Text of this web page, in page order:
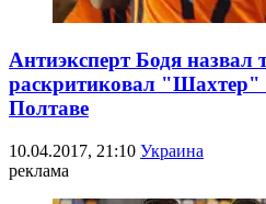
Антиэксперт Бодя
раскритиковал "Шахтер"
Полтаве
10.04.2017, 21:10 Украина
реклама